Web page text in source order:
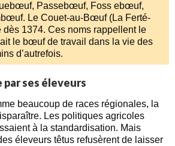
Passebœuf, Foss ebœuf,
Le Couet-au-Bœuf (La Ferté-
dès 1374. Ces noms rappellent le
le bœuf de travail dans la vie des
d’autrefois.
par ses éleveurs
beaucoup de races régionales, la
Les politiques agricoles
à la standardisation. Mais
éleveurs têtus refusèrent de laisser